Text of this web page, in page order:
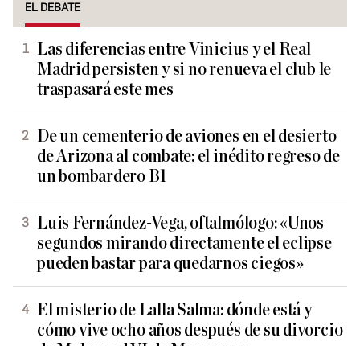
EL DEBATE
Las diferencias entre Vinicius y el Real
Madrid persisten y si no renueva el club le
traspasará este mes
De un cementerio de aviones en el desierto
de Arizona al combate: el inédito regreso de
un bombardero B1
Luis Fernández-Vega, oftalmólogo: «Unos
segundos mirando directamente el eclipse
pueden bastar para quedarnos ciegos»
El misterio de Lalla Salma: dónde está y
cómo vive ocho años después de su divorcio